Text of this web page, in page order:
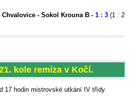
- Sokol Krouna B - 1 : 3 (1 : 2)
kole remíza v Kočí.
17 hodin mistrovské utkání IV třídy.